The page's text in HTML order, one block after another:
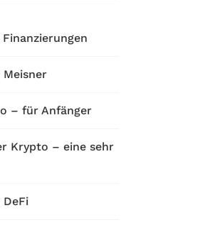
– für Anfänger
Krypto – eine sehr